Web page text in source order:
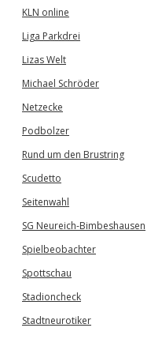
KLN online
Liga Parkdrei
Lizas Welt
Michael Schröder
Netzecke
Podbolzer
Rund um den Brustring
Scudetto
Seitenwahl
SG Neureich-Bimbeshausen
Spielbeobachter
Spottschau
Stadioncheck
Stadtneurotiker